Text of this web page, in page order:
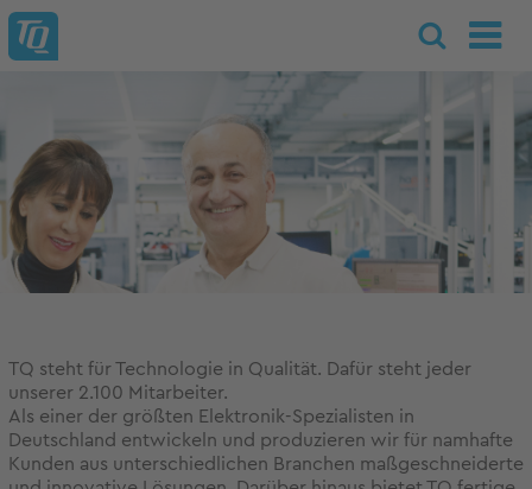
TQ steht für Technologie in Qualität. Dafür steht jeder
unserer 2.100 Mitarbeiter.
Als einer der größten Elektronik-Spezialisten in
Deutschland entwickeln und produzieren wir für namhafte
Kunden aus unterschiedlichen Branchen maßgeschneiderte